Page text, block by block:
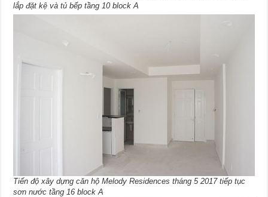
lắp đặt kệ và tủ bếp tầng 10 block A
Tiến độ xây dựng căn hộ Melody Residences tháng 5 2017 tiếp tục
sơn nước tầng 16 block A